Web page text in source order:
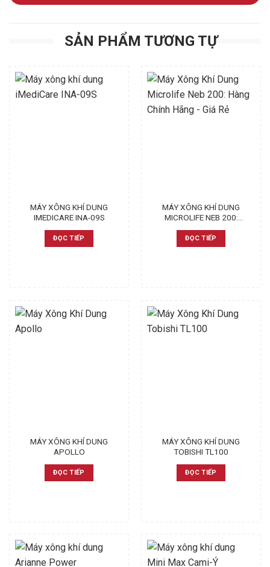
SẢN PHẨM TƯƠNG TỰ
MÁY XÔNG KHÍ DUNG
IMEDICARE INA-09S
ĐỌC TIẾP
MÁY XÔNG KHÍ DUNG
MICROLIFE NEB 200:
RẺ
ĐỌC TIẾP
MÁY XÔNG KHÍ DUNG
APOLLO
ĐỌC TIẾP
MÁY XÔNG KHÍ DUNG
TOBISHI TL100
ĐỌC TIẾP